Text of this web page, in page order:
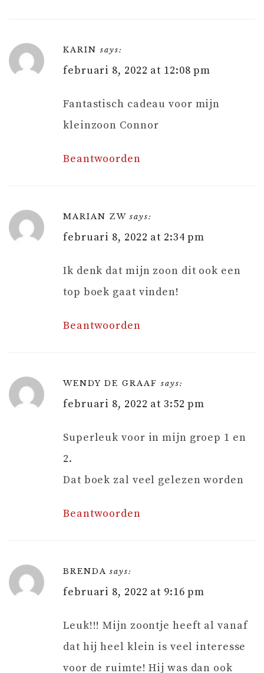
KARIN says:
februari 8, 2022 at 12:08 pm
Fantastisch cadeau voor mijn
kleinzoon Connor
Beantwoorden
MARIAN ZW says:
februari 8, 2022 at 2:34 pm
Ik denk dat mijn zoon dit ook een
top boek gaat vinden!
Beantwoorden
WENDY DE GRAAF says:
februari 8, 2022 at 3:52 pm
Superleuk voor in mijn groep 1 en
2.
Dat boek zal veel gelezen worden
Beantwoorden
BRENDA says:
februari 8, 2022 at 9:16 pm
Leuk!!! Mijn zoontje heeft al vanaf
dat hij heel klein is veel interesse
voor de ruimte! Hij was dan ook